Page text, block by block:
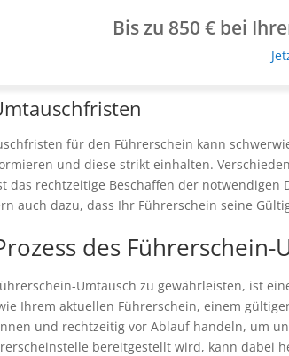
Bis zu 850 € bei
für den Führerschein kann
und diese strikt einhalten.
das rechtzeitige Beschaffen der
auch dazu, dass Ihr Führerschein seine
des
Umtausch zu gewährleisten, ist
Ihrem aktuellen Führerschein, einem
und rechtzeitig vor Ablauf handeln, um
bereitgestellt wird, kann dabei